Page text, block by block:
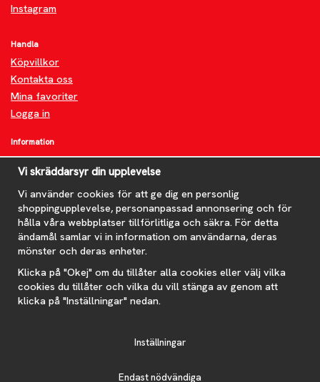
Instagram
Handla
Köpvillkor
Kontakta oss
Mina favoriter
Logga in
Information
Om oss
FAQ
Nyheter
Nyhetsbrev
Om cookies
Prenumerera på nyhetsbrevet för våra bästa erbjudanden och
nyheter!
E-
postadress
Vi skräddarsyr din upplevelse
Vi använder cookies för att ge dig en personlig
shoppingupplevelse, personanpassad annonsering och för
hålla våra webbplatser tillförlitliga och säkra. För detta
ändamål samlar vi in information om användarna, deras
mönster och deras enheter.
Klicka på "Okej" om du tillåter alla cookies eller välj vilka
cookies du tillåter och vilka du vill stänga av genom att
klicka på "Inställningar" nedan.
Inställningar
Endast nödvändiga